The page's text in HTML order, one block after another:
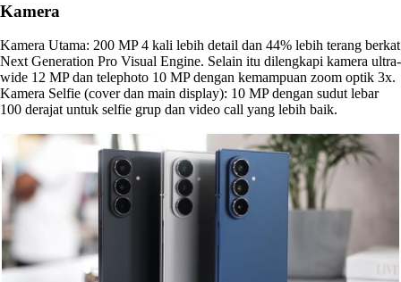
Kamera
Kamera Utama: 200 MP 4 kali lebih detail dan 44% lebih terang berkat
Next Generation Pro Visual Engine. Selain itu dilengkapi kamera ultra-
wide 12 MP dan telephoto 10 MP dengan kemampuan zoom optik 3x.
Kamera Selfie (cover dan main display): 10 MP dengan sudut lebar
100 derajat untuk selfie grup dan video call yang lebih baik.